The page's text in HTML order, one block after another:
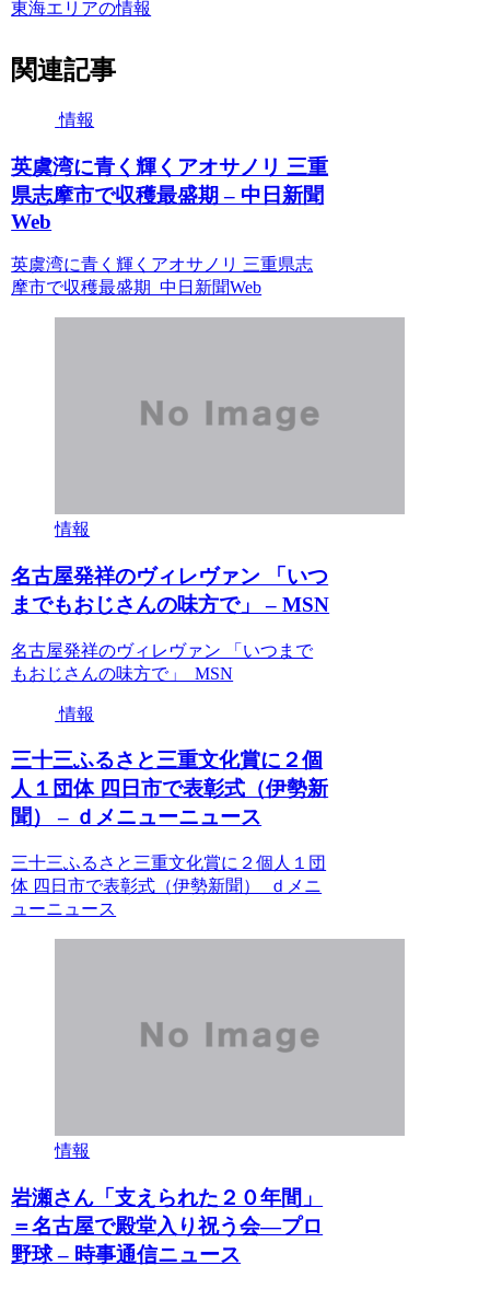
東海エリアの情報
関連記事
情報
英虞湾に青く輝くアオサノリ 三重
県志摩市で収穫最盛期 – 中日新聞
Web
英虞湾に青く輝くアオサノリ 三重県志
摩市で収穫最盛期 中日新聞Web
情報
名古屋発祥のヴィレヴァン 「いつ
までもおじさんの味方で」 – MSN
名古屋発祥のヴィレヴァン 「いつまで
もおじさんの味方で」 MSN
情報
三十三ふるさと三重文化賞に２個
人１団体 四日市で表彰式（伊勢新
聞） – ｄメニューニュース
三十三ふるさと三重文化賞に２個人１団
体 四日市で表彰式（伊勢新聞） ｄメニ
ューニュース
情報
岩瀬さん「支えられた２０年間」
＝名古屋で殿堂入り祝う会―プロ
野球 – 時事通信ニュース